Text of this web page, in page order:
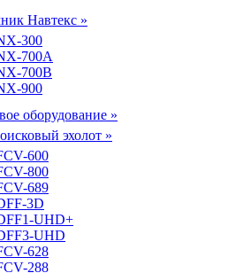
Навтекс »
300
700A
700B
900
оборудование »
эхолот »
600
800
689
3D
UHD+
UHD
628
288